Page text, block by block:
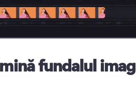
fundalul